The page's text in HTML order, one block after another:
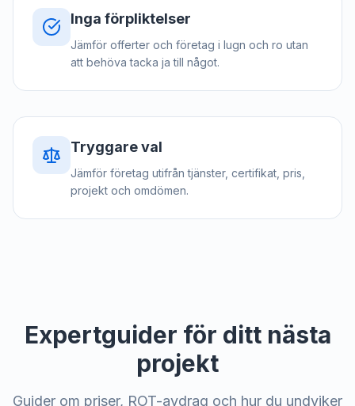
Inga förpliktelser
Jämför offerter och företag i lugn och ro utan
att behöva tacka ja till något.
Tryggare val
Jämför företag utifrån tjänster, certifikat, pris,
projekt och omdömen.
Expertguider för ditt nästa
projekt
Guider om priser, ROT-avdrag och hur du undviker